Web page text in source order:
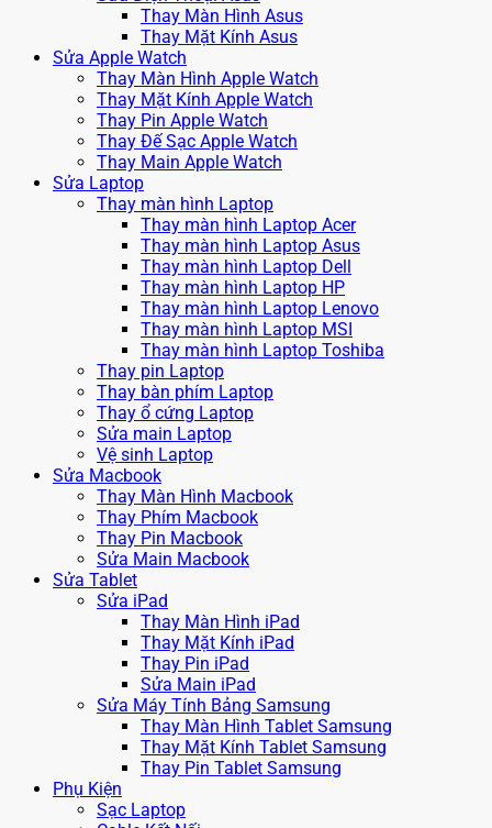
Thay Màn Hình Asus
Thay Mặt Kính Asus
Sửa Apple Watch
Thay Màn Hình Apple Watch
Thay Mặt Kính Apple Watch
Thay Pin Apple Watch
Thay Đế Sạc Apple Watch
Thay Main Apple Watch
Sửa Laptop
Thay màn hình Laptop
Thay màn hình Laptop Acer
Thay màn hình Laptop Asus
Thay màn hình Laptop Dell
Thay màn hình Laptop HP
Thay màn hình Laptop Lenovo
Thay màn hình Laptop MSI
Thay màn hình Laptop Toshiba
Thay pin Laptop
Thay bàn phím Laptop
Thay ổ cứng Laptop
Sửa main Laptop
Vệ sinh Laptop
Sửa Macbook
Thay Màn Hình Macbook
Thay Phím Macbook
Thay Pin Macbook
Sửa Main Macbook
Sửa Tablet
Sửa iPad
Thay Màn Hình iPad
Thay Mặt Kính iPad
Thay Pin iPad
Sửa Main iPad
Sửa Máy Tính Bảng Samsung
Thay Màn Hình Tablet Samsung
Thay Mặt Kính Tablet Samsung
Thay Pin Tablet Samsung
Phụ Kiện
Sạc Laptop